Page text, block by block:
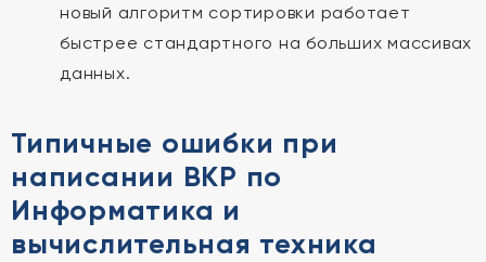
новый алгоритм сортировки работает
быстрее стандартного на больших массивах
данных.
Типичные ошибки при
написании ВКР по
Информатика и
вычислительная техника